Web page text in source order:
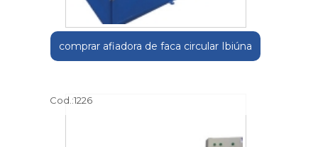
comprar afiadora de faca circular Ibiúna
Cod.:1226